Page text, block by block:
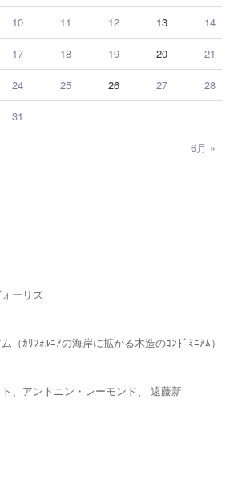
6月 »
10 11 12 13 14
17 18 19 20 21
24 25 26 27 28
31
ーリズ
（ｶﾘﾌｫﾙﾆｱの海岸に拡がる木造のｺﾝﾄﾞﾐﾆｱﾑ）
、アントニン・レーモンド、 遠藤新